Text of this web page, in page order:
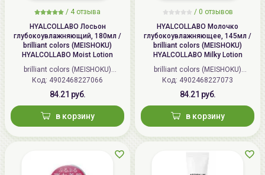
/ 4 отзыва
HYALCOLLABO Лосьон
глубокоувлажняющий, 180мл /
brilliant colors (MEISHOKU)
HYALCOLLABO Moist Lotion
brilliant colors (MEISHOKU)
(Япония)
Код: 4902468227066
84.21 руб.
в корзину
/ 0 отзывов
HYALCOLLABO Молочко
глубокоувлажняющее, 145мл /
brilliant colors (MEISHOKU)
HYALCOLLABO Milky Lotion
brilliant colors (MEISHOKU)
(Япония)
Код: 4902468227073
84.21 руб.
в корзину